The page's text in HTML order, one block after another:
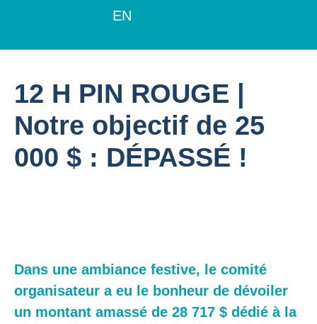
EN
12 H PIN ROUGE |
Notre objectif de 25
000 $ : DÉPASSÉ !
Dans une ambiance festive, le comité
organisateur a eu le bonheur de dévoiler
un montant amassé de 28 717 $ dédié à la